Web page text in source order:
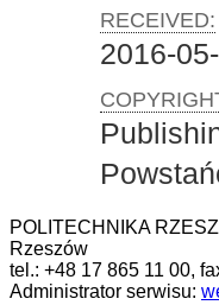
RECEIVED:
2016-
POLITECHNIKA
Rzeszów
tel.: +48 17 865 11 00,
Administrator serwisu: